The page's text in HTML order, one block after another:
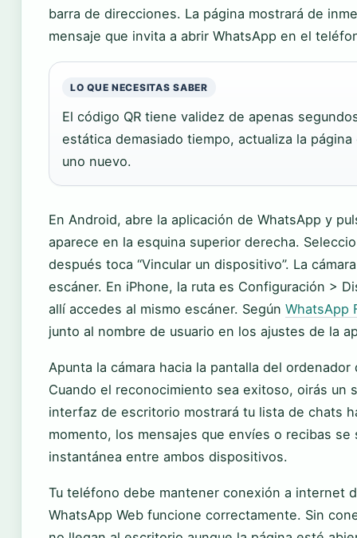
barra de direcciones. La página mostrará de
mensaje que invita a abrir WhatsApp en el
LO QUE NECESITAS SABER
El código QR tiene validez de apenas
estática demasiado tiempo, actualiza la
uno nuevo.
En Android, abre la aplicación de WhatsApp y
aparece en la esquina superior derecha.
después toca “Vincular un dispositivo”. La
escáner. En iPhone, la ruta es Configuración >
allí accedes al mismo escáner. Según WhatsApp
junto al nombre de usuario en los ajustes de la
Apunta la cámara hacia la pantalla del
Cuando el reconocimiento sea exitoso, oirás un
interfaz de escritorio mostrará tu lista de chats
momento, los mensajes que envíes o recibas se
instantánea entre ambos dispositivos.
Tu teléfono debe mantener conexión a internet
WhatsApp Web funcione correctamente. Sin